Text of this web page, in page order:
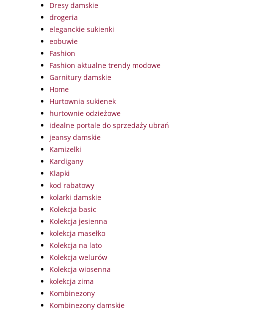
Dresy damskie
drogeria
eleganckie sukienki
eobuwie
Fashion
Fashion aktualne trendy modowe
Garnitury damskie
Home
Hurtownia sukienek
hurtownie odzieżowe
idealne portale do sprzedaży ubrań
jeansy damskie
Kamizelki
Kardigany
Klapki
kod rabatowy
kolarki damskie
Kolekcja basic
Kolekcja jesienna
kolekcja masełko
Kolekcja na lato
Kolekcja welurów
Kolekcja wiosenna
kolekcja zima
Kombinezony
Kombinezony damskie